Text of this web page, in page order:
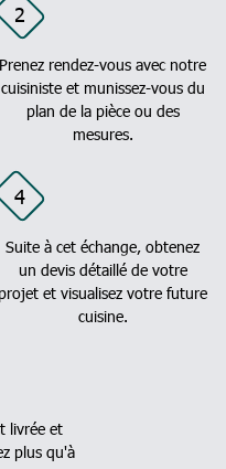
2
Prenez rendez-vous avec notre
cuisiniste et munissez-vous du
plan de la pièce ou des
mesures.
4
Suite à cet échange, obtenez
un devis détaillé de votre
projet et visualisez votre future
cuisine.
livrée et
plus qu'à